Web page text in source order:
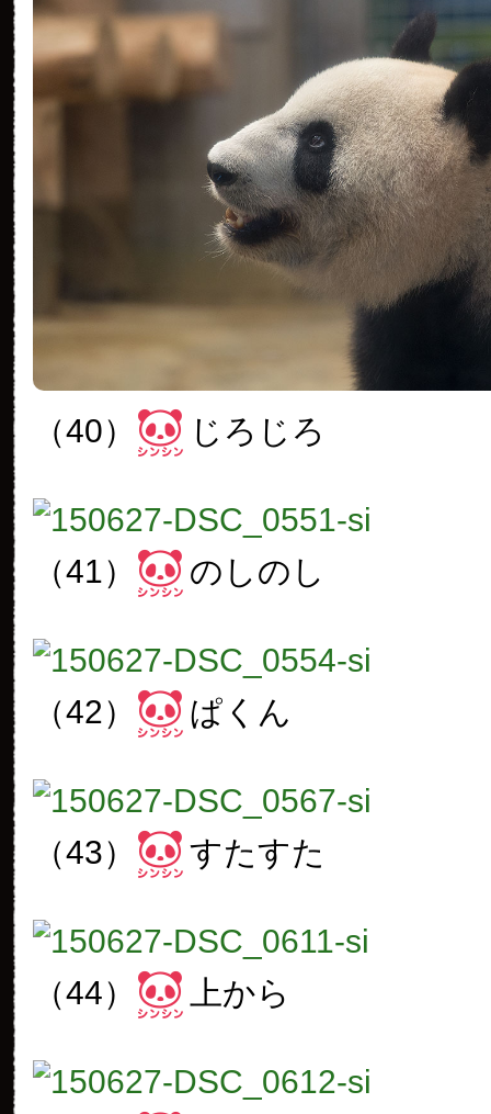
（40） じろじろ
（41） のしのし
（42） ぱくん
（43） すたすた
（44） 上から